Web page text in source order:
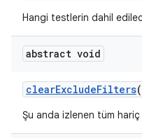
Hangi testlerin dahil
abstract void
clearExcludeFilters
Şu anda izlenen tüm